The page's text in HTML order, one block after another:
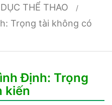
THỂ THAO
Trọng tài không có
Định: Trọng
kiến